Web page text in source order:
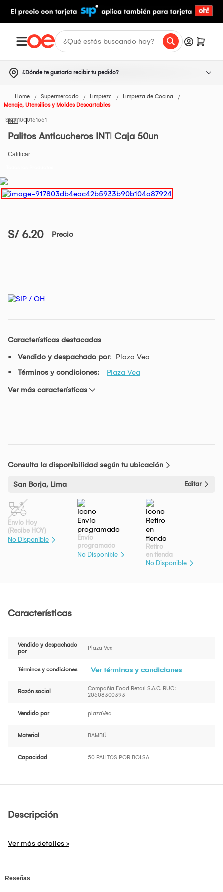
¿Dónde te gustaría recibir tu pedido?
Home Supermercado Limpieza
Limpieza de Cocina
Menaje, Utensilios y Moldes Descartables
INTI1000161651
Palitos Anticucheros INTI Caja 50un
S/ 6.20 Precio
Características destacadas
Vendido y despachado por: Plaza Vea
Términos y condiciones:
Plaza Vea
Ver más características
Consulta la disponibilidad según tu ubicación
San Borja, Lima Editar
Envío Hoy
(Recibe HOY)
No Disponible
Envío
programado
No Disponible
Retiro
en tienda
No Disponible
Características
Vendido y despachado
por
Plaza Vea
Términos y condiciones Ver términos y condiciones
Razón social
Compañía Food Retail S.A.C. RUC:
20608300393
Vendido por plazaVea
Material BAMBÚ
Capacidad 50 PALITOS POR BOLSA
Descripción